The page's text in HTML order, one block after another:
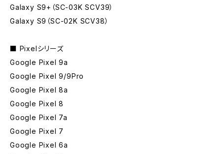
Galaxy S9+（SC-03K SCV39）
Galaxy S9（SC-02K SCV38）
■ Pixelシリーズ
Google Pixel 9a
Google Pixel 9/9Pro
Google Pixel 8a
Google Pixel 8
Google Pixel 7a
Google Pixel 7
Google Pixel 6a